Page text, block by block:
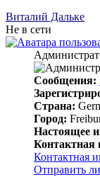
Виталий Дальке
Не в сети
Сообщения:
Страна:
Город:
Настоящее
Контактная
Контактная
Отправить